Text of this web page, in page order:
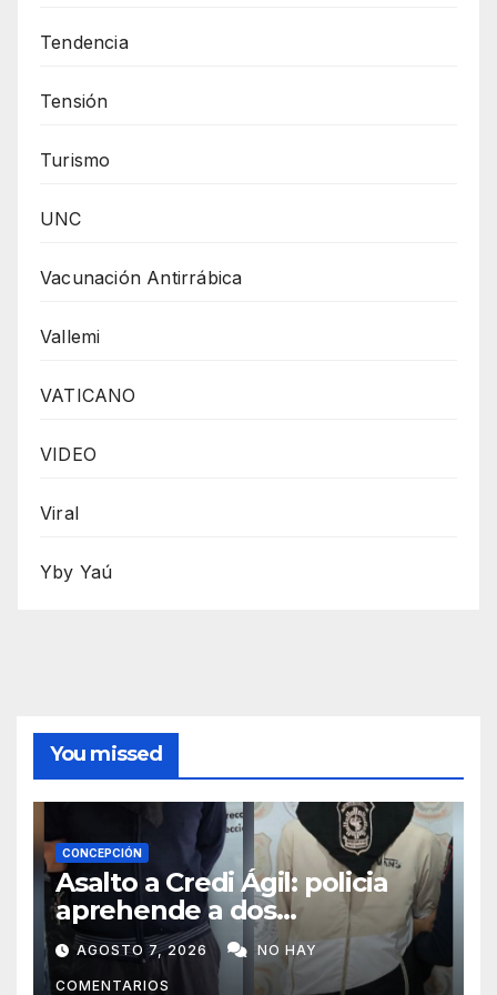
Tendencia
Tensión
Turismo
UNC
Vacunación Antirrábica
Vallemi
VATICANO
VIDEO
Viral
Yby Yaú
You missed
CONCEPCIÓN
Asalto a Credi Ágil: policia
aprehende a dos
sospechosos e incauta
evidencias en Concepción
AGOSTO 7, 2026 NO HAY
COMENTARIOS